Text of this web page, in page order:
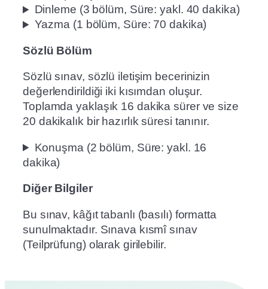
Dinleme (3 bölüm, Süre: yakl. 40 dakika)
Yazma (1 bölüm, Süre: 70 dakika)
Sözlü Bölüm
Sözlü sınav, sözlü iletişim becerinizin
değerlendirildiği iki kısımdan oluşur.
Toplamda yaklaşık 16 dakika sürer ve size
20 dakikalık bir hazırlık süresi tanınır.
Konuşma (2 bölüm, Süre: yakl. 16
dakika)
Diğer Bilgiler
Bu sınav, kâğıt tabanlı (basılı) formatta
sunulmaktadır. Sınava kısmî sınav
(Teilprüfung) olarak girilebilir.